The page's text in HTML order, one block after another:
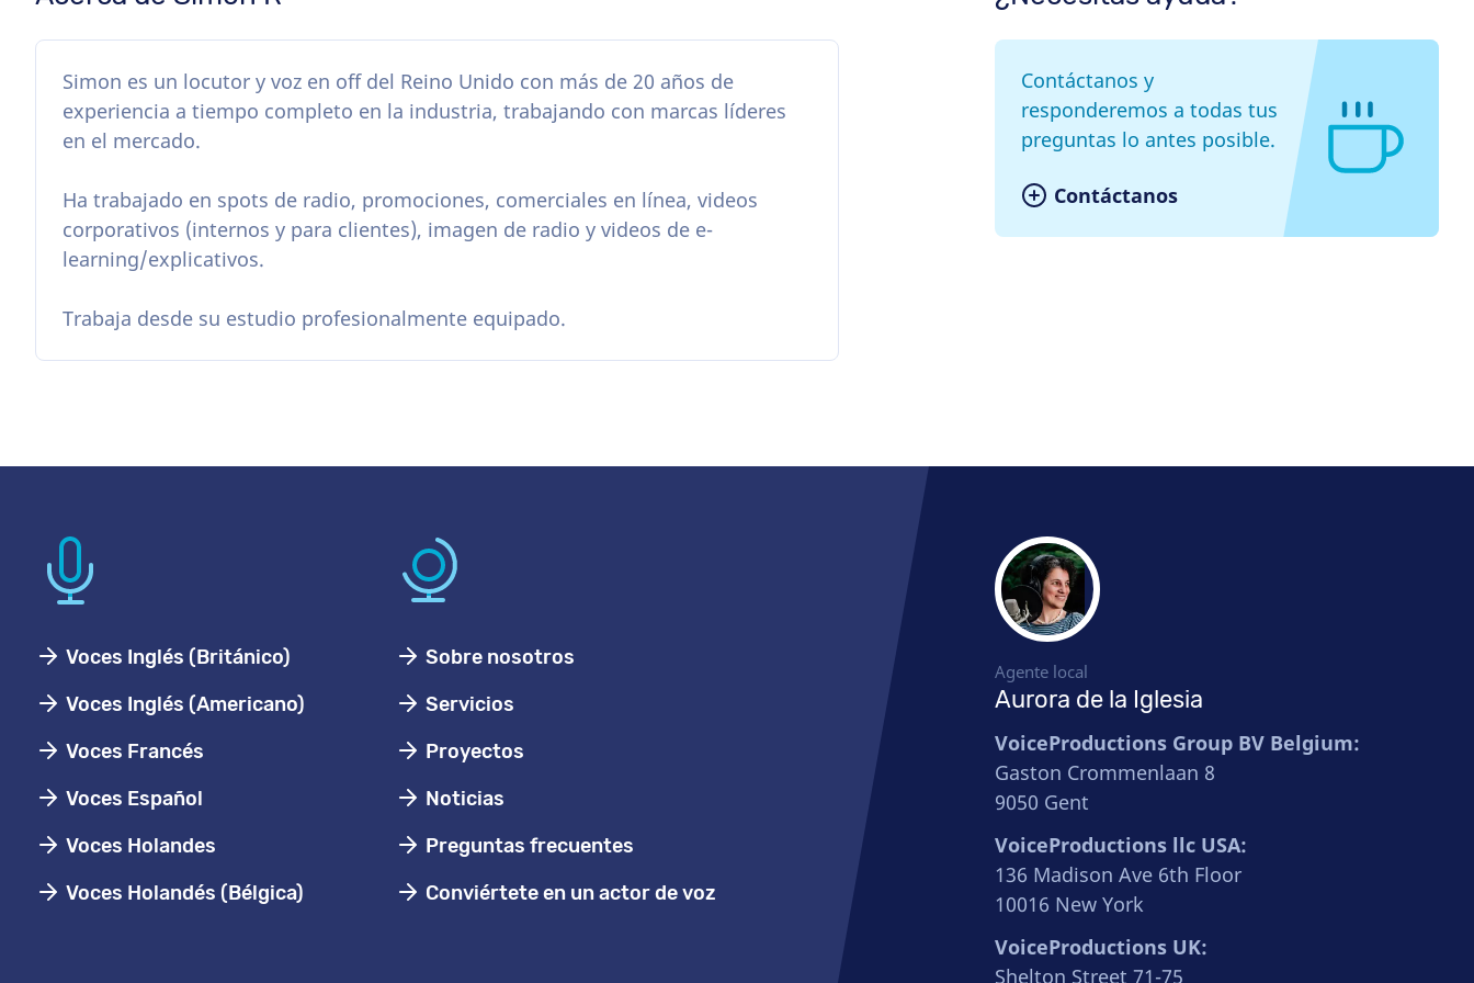
Contáctanos y
responderemos a todas tus
preguntas lo antes posible.
Contáctanos
Simon es un locutor y voz en off del Reino Unido con más de 20 años de
experiencia a tiempo completo en la industria, trabajando con marcas líderes
en el mercado.
Ha trabajado en spots de radio, promociones, comerciales en línea, videos
corporativos (internos y para clientes), imagen de radio y videos de e-
learning/explicativos.
Trabaja desde su estudio profesionalmente equipado.
Voces Inglés (Británico)
Voces Inglés (Americano)
Voces Francés
Voces Español
Voces Holandes
Voces Holandés (Bélgica)
Sobre nosotros
Servicios
Proyectos
Noticias
Preguntas frecuentes
Conviértete en un actor de voz
Agente local
Aurora de la Iglesia
VoiceProductions Group BV Belgium:
Gaston Crommenlaan 8
9050 Gent
VoiceProductions llc USA:
136 Madison Ave 6th Floor
10016 New York
VoiceProductions UK:
Shelton Street 71-75